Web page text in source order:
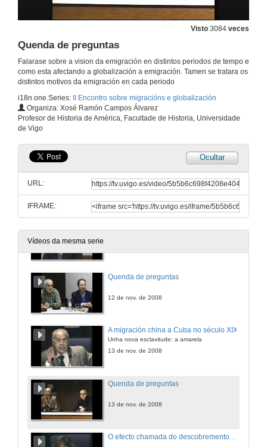
Visto 3084 veces
Quenda de preguntas
Falarase sobre a vision da emigración en distintos periodos de tempo e
como esta afectando a globalización a emigración. Tamen se tratara os
distintos motivos da emigración en cada periodo
i18n.one.Series:
II Encontro sobre migracións e globalización
Organiza: Xosé Ramón Campos Álvarez
Profesor de Historia de América, Facultade de Historia, Universidade
de Vigo
Ocultar
URL:
IFRAME:
Vídeos da mesma serie
Quenda de preguntas
Os galegos na historia de Cuba
6 de nov. de 2008
Emigrantes españoles, inmigrantes africanos
12 de nov. de 2008
a presenza de américa latina na era da globalización
Quenda de preguntas
12 de nov. de 2008
A migración china a Cuba no século XIX
Unha nova esclavitude: a amarela
13 de nov. de 2008
Quenda de preguntas
13 de nov. de 2008
O efecto chamada do descobremento do Perú nos poboadores españois das Indias